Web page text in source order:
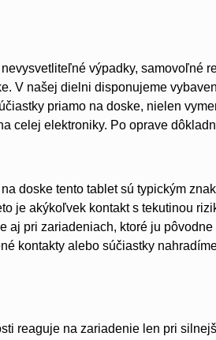
výpadky, samovoľné
V našej dielni disponujeme
priamo na doske, nielen
celej elektroniky. Po oprave
doske tento tablet sú typickým
je akýkoľvek kontakt s tekutinou
aj pri zariadeniach, ktoré ju
kontakty alebo súčiastky
reaguje na zariadenie len pri